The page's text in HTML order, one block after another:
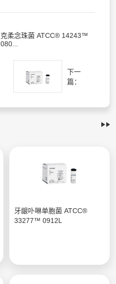
克柔念珠菌 ATCC® 14243™
080...
下一
篇：
牙龈卟啉单胞菌 ATCC®
33277™ 0912L